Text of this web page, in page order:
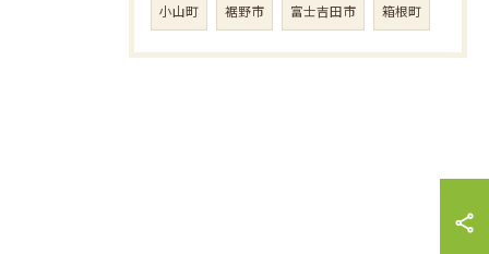
小山町 裾野市 富士吉田市 箱根町